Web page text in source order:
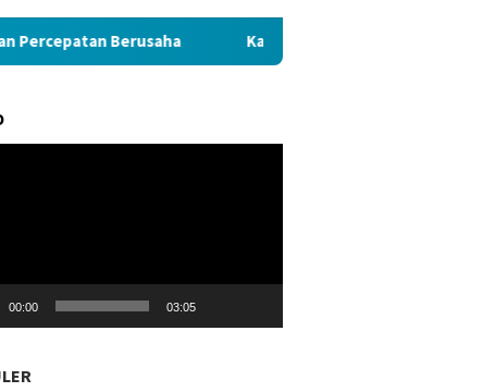
Berusaha Kapolda Sumsel Dukung Kegiatan
00:00 03:05